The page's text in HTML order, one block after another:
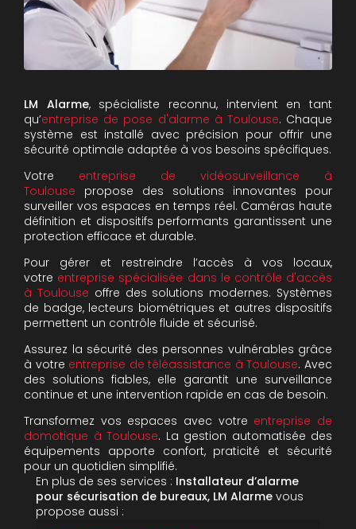
LM Alarme, spécialiste reconnu, intervient en tant
qu’entreprise de pose d'alarme à Toulouse. Chaque
système est installé avec précision pour offrir une
sécurité optimale adaptée à vos besoins spécifiques.
Votre entreprise de vidéosurveillance à
Toulouse propose des solutions innovantes pour
surveiller vos espaces en temps réel. Caméras haute
définition et dispositifs performants garantissent une
protection efficace et durable.
Pour gérer et restreindre l’accès à vos locaux,
votre entreprise spécialisée dans le contrôle d'accès
à Toulouse offre des solutions modernes. Systèmes
de badge, lecteurs biométriques et autres dispositifs
permettent un contrôle fluide et sécurisé.
Assurez la sécurité des personnes vulnérables grâce
à votre entreprise de téléassistance à Toulouse. Avec
des solutions fiables, elle garantit une surveillance
continue et une intervention rapide en cas de besoin.
Transformez vos espaces avec votre entreprise de
domotique à Toulouse. La gestion automatisée des
équipements apporte confort, praticité et sécurité
pour un quotidien simplifié.
En plus de ses services : Installateur d’alarme
pour sécurisation de bureaux, LM Alarme vous
propose aussi :